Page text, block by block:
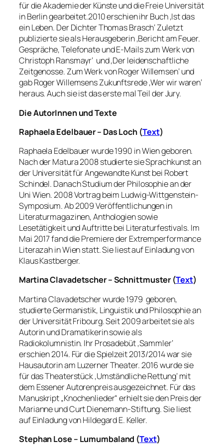
für die Akademie der Künste und die Freie Universität
in Berlin gearbeitet.2010 erschien ihr Buch ‚Ist das
ein Leben. Der Dichter Thomas Brasch‘ Zuletzt
publizierte sie als Herausgeberin ‚Bericht am Feuer.
Gespräche, Telefonate und E-Mails zum Werk von
Christoph Ransmayr‘ und ‚Der leidenschaftliche
Zeitgenosse. Zum Werk von Roger Willemsen‘ und
gab Roger Willemsens Zukunftsrede ‚Wer wir waren‘
heraus. Auch sie ist das erste mal Teil der Jury.
Die AutorInnen und Texte
Raphaela Edelbauer – Das Loch (Text)
Raphaela Edelbauer wurde 1990 in Wien geboren.
Nach der Matura 2008 studierte sie Sprachkunst an
der Universität für Angewandte Kunst bei Robert
Schindel. Danach Studium der Philosophie an der
Uni Wien. 2008 Vortrag beim Ludwig-Wittgenstein-
Symposium. Ab 2009 Veröffentlichungen in
Literaturmagazinen, Anthologien sowie
Lesetätigkeit und Auftritte bei Literaturfestivals. Im
Mai 2017 fand die Premiere der Extremperformance
Literazah in Wien statt. Sie liest auf Einladung von
Klaus Kastberger.
Martina Clavadetscher – Schnittmuster (Text)
Martina Clavadetscher wurde 1979 geboren,
studierte Germanistik, Linguistik und Philosophie an
der Universität Fribourg. Seit 2009 arbeitet sie als
Autorin und Dramatikerin sowie als
Radiokolumnistin. Ihr Prosadebüt ‚Sammler‘
erschien 2014. Für die Spielzeit 2013/2014 war sie
Hausautorin am Luzerner Theater. 2016 wurde sie
für das Theaterstück ‚Umständliche Rettung‘ mit
dem Essener Autorenpreis ausgezeichnet. Für das
Manuskript „Knochenlieder“ erhielt sie den Preis der
Marianne und Curt Dienemann-Stiftung. Sie liest
auf Einladung von Hildegard E. Keller.
Stephan Lose – Lumumbaland (Text)